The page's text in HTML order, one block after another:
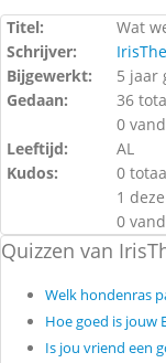
Titel:
Wat
Schrijver:
Bijgewerkt:
5 jaar
Gedaan:
36
0
Leeftijd:
AL
Kudos:
0
1
0
Quizzen van
Welk hondenras
Hoe goed is jouw
Is jou vriend een